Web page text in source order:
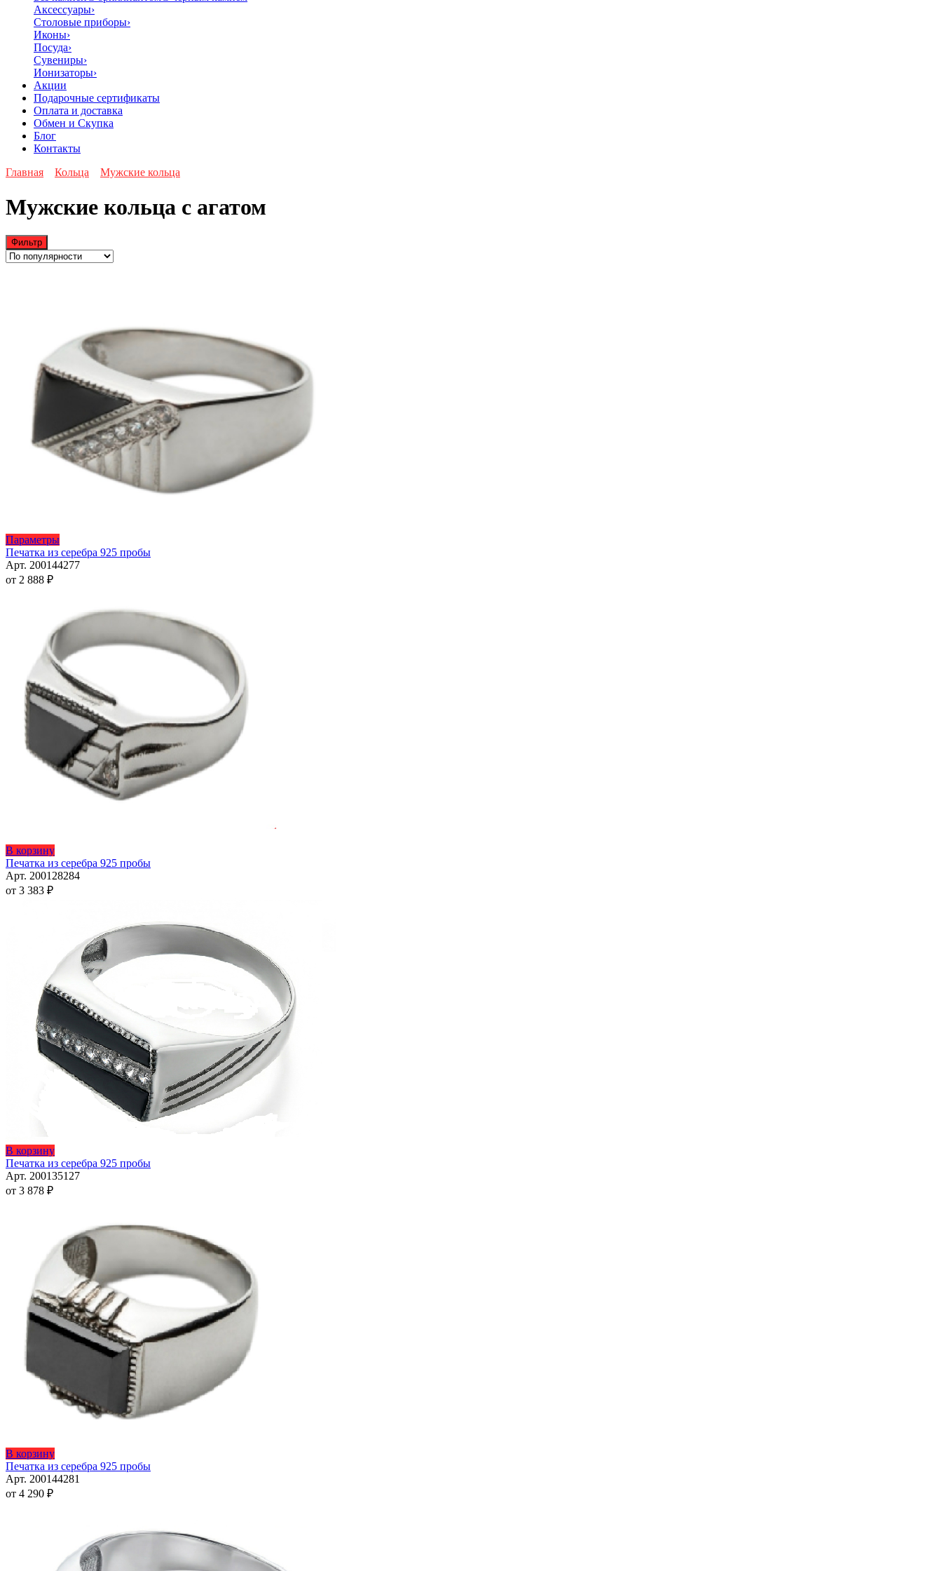
Аксессуары›
Столовые приборы›
Иконы›
Посуда›
Сувениры›
Ионизаторы›
Акции
Подарочные сертификаты
Оплата и доставка
Обмен и Скупка
Блог
Контакты
Главная
Кольца Мужские кольца
Мужские кольца с агатом
Фильтр
ПараметрыЭтот
товар
имеет
можно
выбрать
странице
товара.
Печатка из серебра 925 пробы
Арт. 200144277
от 2 888 ₽
В корзинуЭтот
товар
имеет
выбрать
странице
товара.
Печатка из серебра 925 пробы
Арт. 200128284
от 3 383 ₽
В корзинуЭтот
товар
имеет
выбрать
на
странице
товара.
Печатка из серебра 925 пробы
Арт. 200135127
от 3 878 ₽
В корзинуЭтот
товар
имеет
выбрать
странице
Печатка из серебра 925 пробы
Арт. 200144281
от 4 290 ₽